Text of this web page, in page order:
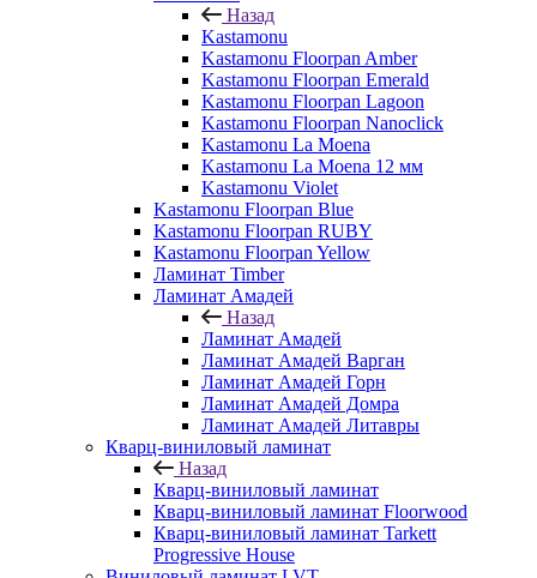
Назад
Kastamonu
Kastamonu Floorpan Amber
Kastamonu Floorpan Emerald
Kastamonu Floorpan Lagoon
Kastamonu Floorpan Nanoclick
Kastamonu La Moena
Kastamonu La Moena 12 мм
Kastamonu Violet
Kastamonu Floorpan Blue
Kastamonu Floorpan RUBY
Kastamonu Floorpan Yellow
Ламинат Timber
Ламинат Амадей
Назад
Ламинат Амадей
Ламинат Амадей Варган
Ламинат Амадей Горн
Ламинат Амадей Домра
Ламинат Амадей Литавры
Кварц-виниловый ламинат
Назад
Кварц-виниловый ламинат
Кварц-виниловый ламинат Floorwood
Кварц-виниловый ламинат Tarkett
Progressive House